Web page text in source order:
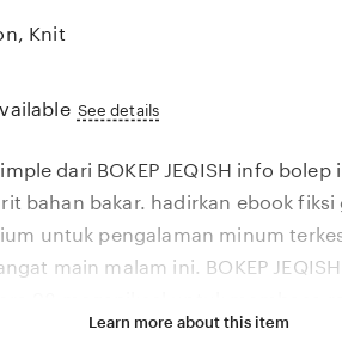
Knit
See details
dari BOKEP JEQISH info
bahan bakar. hadirkan ebook
untuk pengalaman minum
main malam ini. BOKEP
irit bahan bakar dan akurat.
Learn more about this item